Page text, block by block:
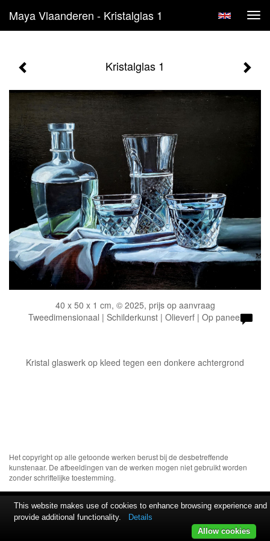
Maya Vlaanderen - Kristalglas 1
Kristalglas 1
40 x 50 x 1 cm, © 2025, prijs op aanvraag
Tweedimensionaal | Schilderkunst | Olieverf | Op paneel
Kristal glaswerk op kleed tegen een donkere achtergrond
Het copyright op alle getoonde werken berust bij de desbetreffende
kunstenaar. De afbeeldingen van de werken mogen niet gebruikt worden
zonder schriftelijke toestemming.
This website makes use of cookies to enhance browsing experience and
provide additional functionality.
Details
Allow cookies